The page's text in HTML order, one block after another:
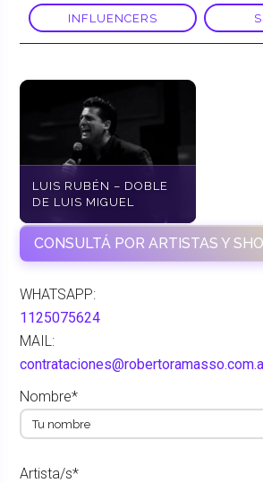
INFLUENCERS
LUIS RUBÉN – DOBLE
DE LUIS MIGUEL
CONSULTÁ POR ARTISTAS Y
WHATSAPP:
1125075624
MAIL:
Nombre*
Artista/s*